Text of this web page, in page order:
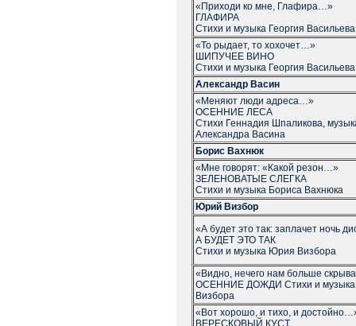
«Приходи ко мне, Глафира…»
ГЛАФИРА
Стихи и музыка Георгия Васильева
«То рыдает, то хохочет…»
ШИПУЧЕЕ ВИНО
Стихи и музыка Георгия Васильева
Александр Васин
«Меняют люди адреса…»
ОСЕННИЕ ЛЕСА
Стихи Геннадия Шпаликова,
Александра Васина
Борис Вахнюк
«Мне говорят: «Какой резон…»
ЗЕЛЕНОВАТЫЕ СЛЕГКА
Стихи и музыка Бориса Вахнюка
Юрий Визбор
«А будет это так: заплачет ночь
А БУДЕТ ЭТО ТАК
Стихи и музыка Юрия Визбора
«Видно, нечего нам больше
ОСЕННИЕ ДОЖДИ Стихи и
Визбора
«Вот хорошо, и тихо, и
ВЕРЕСКОВЫЙ КУСТ